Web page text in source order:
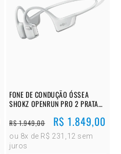
FONE DE CONDUÇÃO ÓSSEA
SHOKZ OPENRUN PRO 2 PRATA
Preço
normal
R$ 1.949,00
Preço
promocional
R$ 1.849,00
ou 8x de R$ 231,12 sem
juros